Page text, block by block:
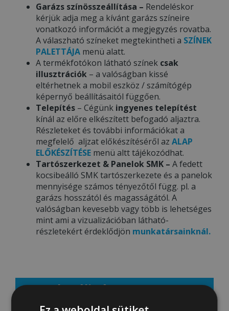
Garázs színösszeállítása – Rendeléskor
kérjük adja meg a kívánt garázs színeire
vonatkozó információt a megjegyzés rovatba.
A válaszható színeket megtekintheti a SZÍNEK
PALETTÁJA menü alatt.
A termékfotókon látható színek csak
illusztrációk – a valóságban kissé
eltérhetnek a mobil eszköz / számítógép
képernyő beállításaitól függően.
Telepítés – Cégünk ingyenes telepítést
kínál az előre elkészített befogadó aljaztra.
Részleteket és további információkat a
megfelelő aljzat előkészítéséről az ALAP
ELŐKÉSZÍTÉSE menü altt tájékozódhat.
Tartószerkezet & Panelok SMK – A fedett
kocsibeálló SMK tartószerkezete és a panelok
mennyisége számos tényezőtől függ. pl. a
garázs hosszától és magasságától. A
valóságban kevesebb vagy több is lehetséges
mint ami a vizualizációban látható-
részletekért érdeklődjön munkatársainknál.
Aktuális ár: 1439000 Ft